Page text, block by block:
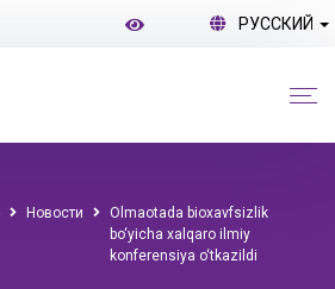
РУССКИЙ
Новости
Olmaotada bioxavfsizlik
bo‘yicha xalqaro ilmiy
konferensiya o‘tkazildi